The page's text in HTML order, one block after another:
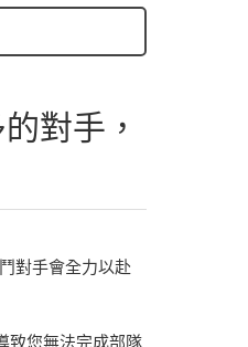
對手，
對手會全力以赴
致您無法完成部隊